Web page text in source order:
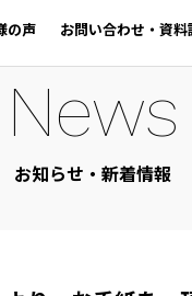
の声 お問い合わせ・資料
News
お知らせ・新着情報